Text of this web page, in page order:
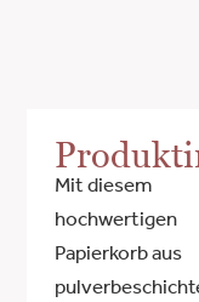
Mit diesem
hochwertigen
Papierkorb aus